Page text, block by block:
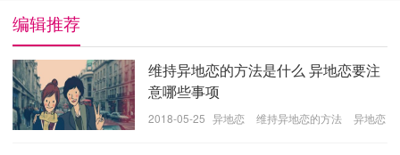
编辑推荐
维持异地恋的方法是什么 异地恋要注
意哪些事项
2018-05-25 异地恋 维持异地恋的方法
异地恋